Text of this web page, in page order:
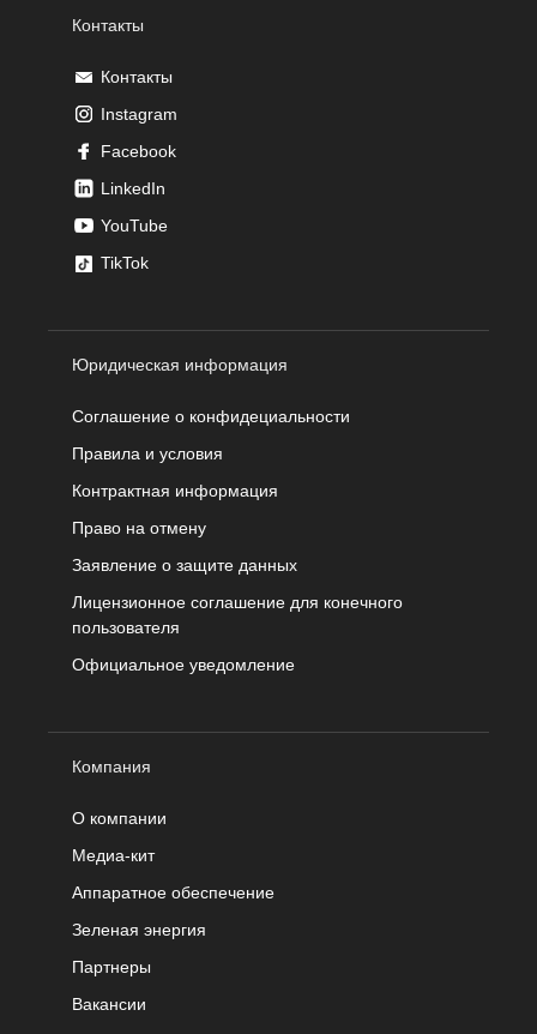
Контакты
Контакты
Instagram
Facebook
LinkedIn
YouTube
TikTok
Юридическая информация
Соглашение о конфидециальности
Правила и условия
Контрактная информация
Право на отмену
Заявление о защите данных
Лицензионное соглашение для конечного
пользователя
Официальное уведомление
Компания
О компании
Медиа-кит
Аппаратное обеспечение
Зеленая энергия
Партнеры
Вакансии